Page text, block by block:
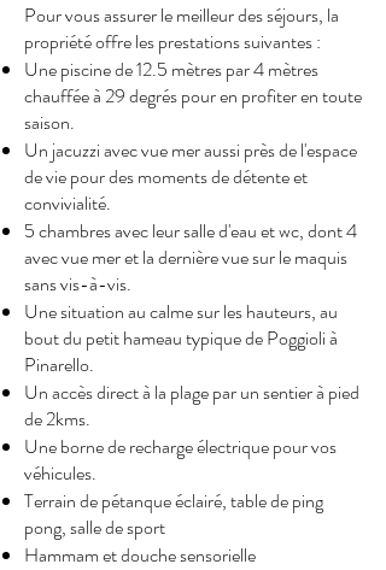
Pour vous assurer le meilleur des séjours, la
propriété offre les prestations suivantes :
Une piscine de 12.5 mètres par 4 mètres
chauffée à 29 degrés pour en profiter en toute
saison.
Un jacuzzi avec vue mer aussi près de l'espace
de vie pour des moments de détente et
convivialité.
5 chambres avec leur salle d'eau et wc, dont 4
avec vue mer et la dernière vue sur le maquis
sans vis-à-vis.
Une situation au calme sur les hauteurs, au
bout du petit hameau typique de Poggioli à
Pinarello.
Un accès direct à la plage par un sentier à pied
de 2kms.
Une borne de recharge électrique pour vos
véhicules.
Terrain de pétanque éclairé, table de ping
pong, salle de sport
Hammam et douche sensorielle